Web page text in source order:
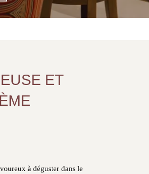
ET
à déguster dans le